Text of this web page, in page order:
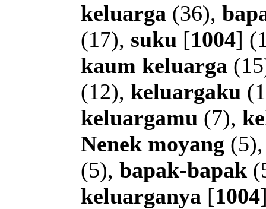
keluarga (36),
(17), suku [1004]
kaum keluarga
(12), keluargaku
keluargamu (7),
Nenek moyang
(5), bapak-bapak
keluarganya [1004